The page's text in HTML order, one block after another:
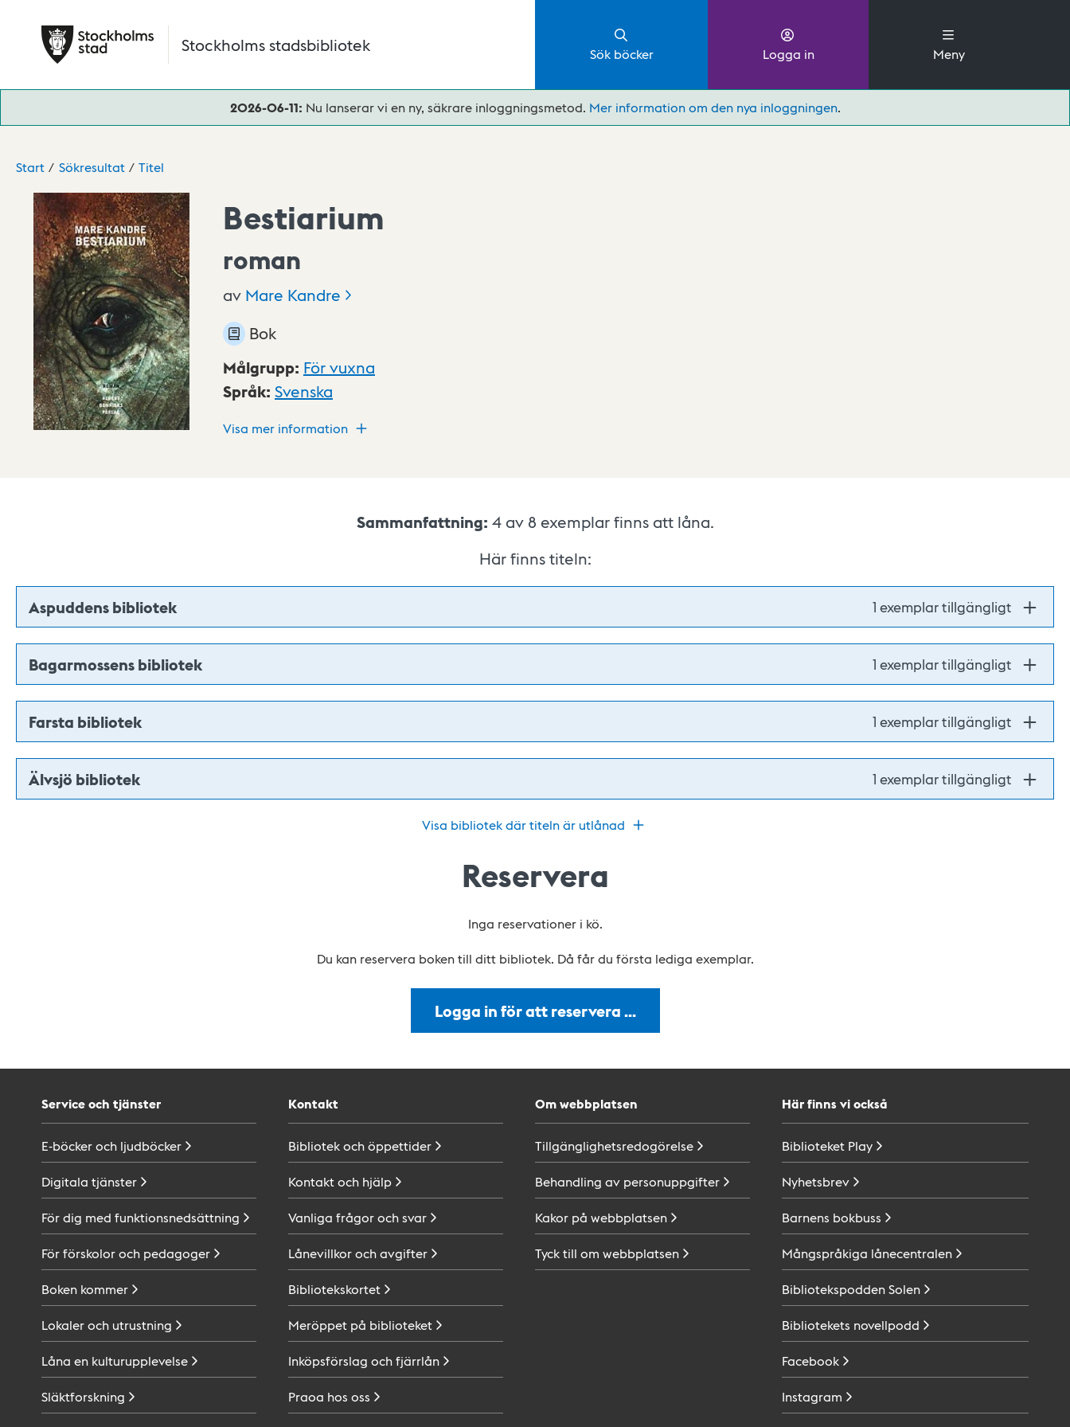
Stockholms stadsbibliotek Sök böcker Logga in Meny
2026-06-11: Nu lanserar vi en ny, säkrare inloggningsmetod. Mer information om den nya inloggningen.
Start Sökresultat Titel
Bestiarium
roman
av Mare Kandre
Bok
Målgrupp: För vuxna
Språk: Svenska
Visa mer information
Sammanfattning: 4 av 8 exemplar finns att låna.
Här finns titeln:
Aspuddens bibliotek 1 exemplar tillgängligt
Bagarmossens bibliotek 1 exemplar tillgängligt
Farsta bibliotek 1 exemplar tillgängligt
Älvsjö bibliotek 1 exemplar tillgängligt
Visa bibliotek där titeln är utlånad
Reservera
Inga reservationer i kö.
Du kan reservera boken till ditt bibliotek. Då får du första lediga exemplar.
Logga in för att reservera …
Service och tjänster
E-böcker och ljudböcker
Digitala tjänster
För dig med funktionsnedsättning
För förskolor och pedagoger
Boken kommer
Lokaler och utrustning
Låna en kulturupplevelse
Släktforskning
Kontakt
Bibliotek ochöppettider
Kontakt och hjälp
Vanliga frågor ochsvar
Lånevillkor ochavgifter
Bibliotekskortet
Meröppet på biblioteket
Inköpsförslag ochfjärrlån
Praoa hos oss
Om webbplatsen
Tillgänglighetsredogörelse
Behandling av personuppgifter
Kakor på webbplatsen
Tyck till om webbplatsen
Här finns vi också
Biblioteket Play
Nyhetsbrev
Barnens bokbuss
Mångspråkiga lånecentralen
BibliotekspoddenSolen
Bibliotekets novellpodd
Facebook
Instagram